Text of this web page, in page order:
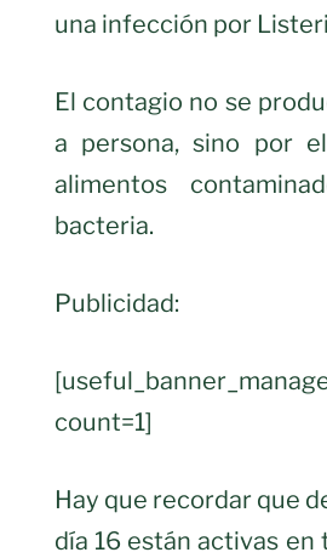
una infección por
El contagio no se
a persona, sino por
alimentos
bacteria.
Publicidad:
count=1]
Hay que recordar que
día 16 están activas en